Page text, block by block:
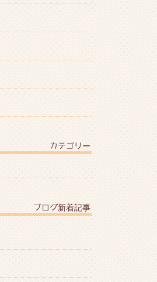
カテゴリー
ブログ新着記事